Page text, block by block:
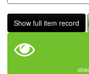
Show full item record